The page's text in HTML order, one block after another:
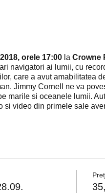
orele 17:00 la Crowne
navigatori ai lumii, cu
care a avut amabilitatea
Jimmy Cornell ne va
marile si oceanele lumii.
si video din primele sale
Preț